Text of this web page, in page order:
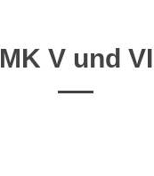
MK V und VI